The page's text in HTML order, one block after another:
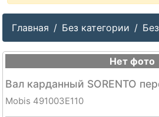
Главная Без категории
Нет фото
Вал карданный SORENTO
Mobis 491003E110